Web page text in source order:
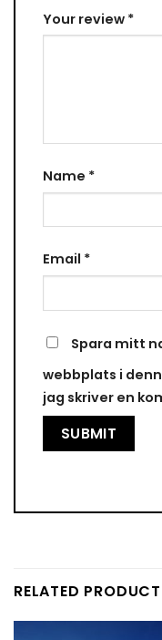
Your review *
Name *
Email *
Spara mitt
webbplats i
jag skriver en
RELATED